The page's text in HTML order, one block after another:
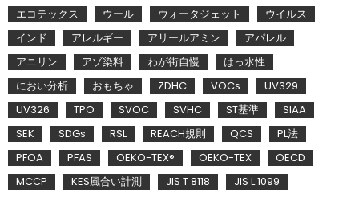
エコテックス ウール ウォータジェット
ウイルス
インド
アレルギー アリールアミン
アパレル
アニリン
アゾ染料 わが街自慢
はっ水性
におい分析
おもちゃ ZDHC VOCs
UV329
UV326
TPO SVOC SVHC ST基準
SIAA
SEK
SDGs RSL REACH規則 QCS
PL法
PFOA
PFAS OEKO-TEX® OEKO-TEX
OECD
MCCP
KES風合い計測 JIS T 8118
JIS L 1099